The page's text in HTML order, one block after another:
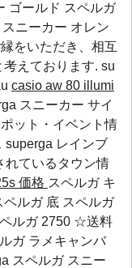
ゴールド スペルガ
ニーカー オレン
をいただき、相互
えております. su
casio aw 80 illumi
スニーカー サイ
ット・イベント情
superga レインブ
れているタウン情
価格 スペルガ キ
ルガ 底 スペルガ
ルガ 2750 ☆送料
ガ ラメキャンバ
スペルガ スニー